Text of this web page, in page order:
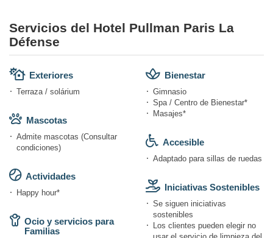
Servicios del Hotel Pullman Paris La
Défense
Exteriores
Terraza / solárium
Mascotas
Admite mascotas (Consultar
condiciones)
Actividades
Happy hour*
Ocio y servicios para
Familias
Bienestar
Gimnasio
Spa / Centro de Bienestar*
Masajes*
Accesible
Adaptado para sillas de ruedas
Iniciativas Sostenibles
Se siguen iniciativas
sostenibles
Los clientes pueden elegir no